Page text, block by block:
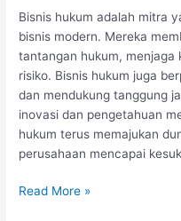
Bisnis hukum adalah mitra
bisnis modern. Mereka
tantangan hukum, menjaga
risiko. Bisnis hukum juga
dan mendukung tanggung
inovasi dan pengetahuan
hukum terus memajukan
perusahaan mencapai
Bisnis
Read More »